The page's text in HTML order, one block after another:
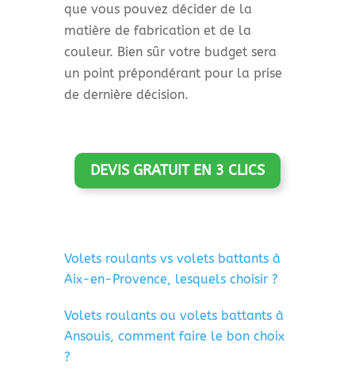
que vous pouvez décider de la
matière de fabrication et de la
couleur. Bien sûr votre budget sera
un point prépondérant pour la prise
de dernière décision.
DEVIS GRATUIT EN 3 CLICS
Volets roulants vs volets battants à
Aix-en-Provence, lesquels choisir ?
Volets roulants ou volets battants à
Ansouis, comment faire le bon choix
?